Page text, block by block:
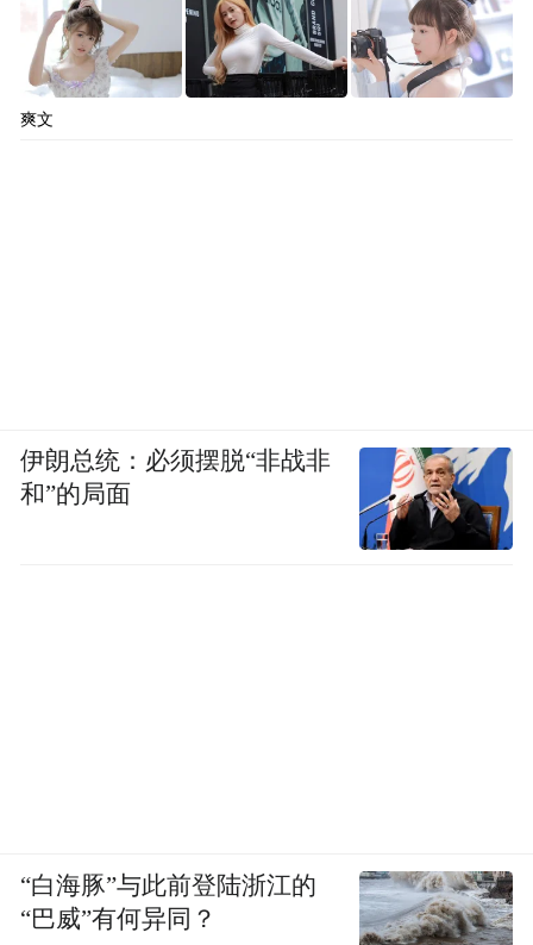
爽文
伊朗总统：必须摆脱“非战非
和”的局面
“白海豚”与此前登陆浙江的
“巴威”有何异同？